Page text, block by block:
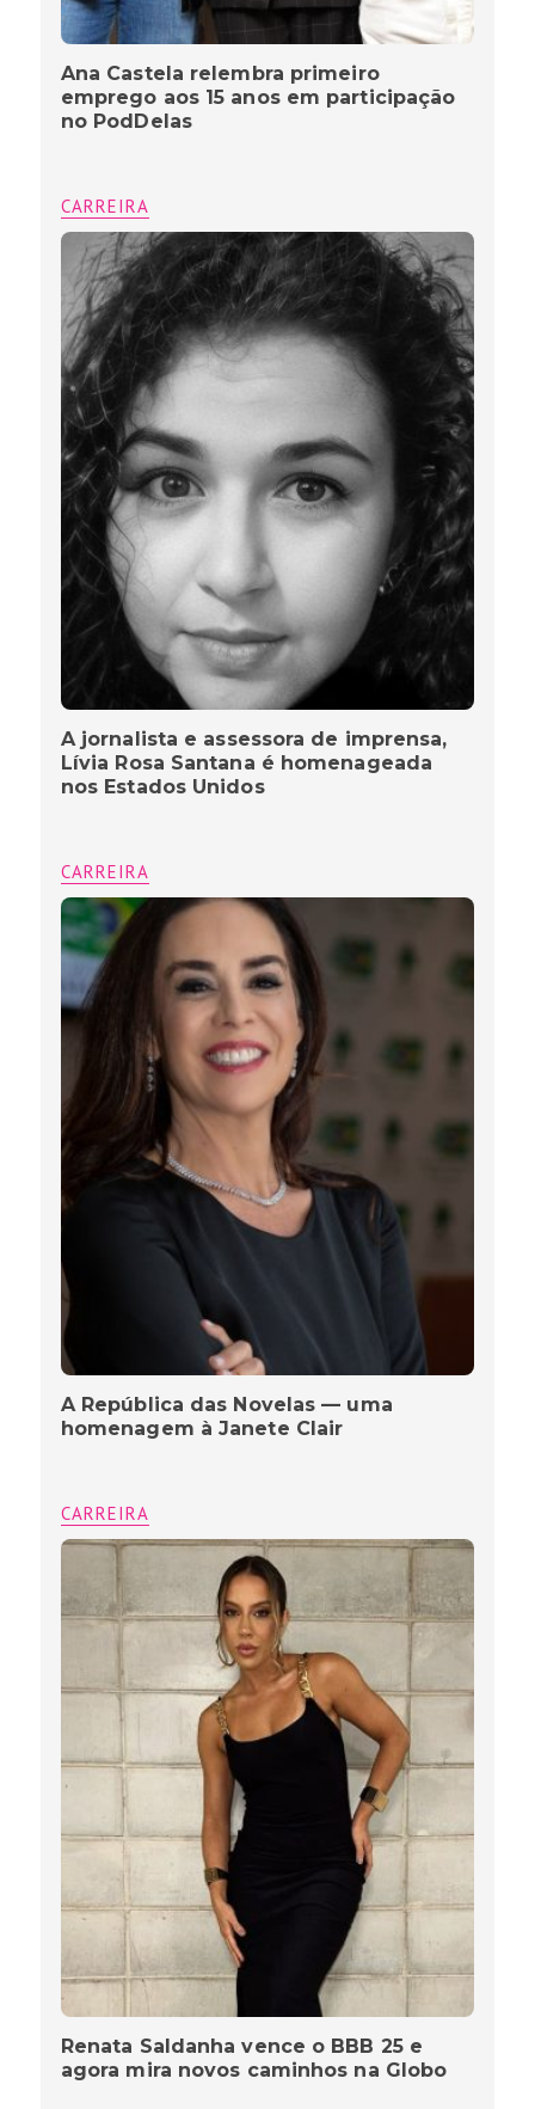
Ana Castela relembra primeiro
emprego aos 15 anos em participação
no PodDelas
CARREIRA
A jornalista e assessora de imprensa,
Lívia Rosa Santana é homenageada
nos Estados Unidos
CARREIRA
A República das Novelas — uma
homenagem à Janete Clair
CARREIRA
Renata Saldanha vence o BBB 25 e
agora mira novos caminhos na Globo